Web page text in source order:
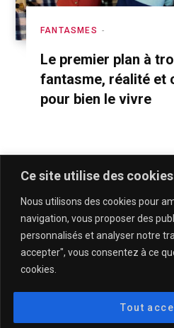
Ce site utilise des cookies
Nous utilisons des cookies pour
navigation, vous proposer des
personnalisés et analyser notre
accepter", vous consentez à ce
cookies.
Tout
FANTASMES
Le premier plan à
fantasme, réalité et
pour bien le vivre